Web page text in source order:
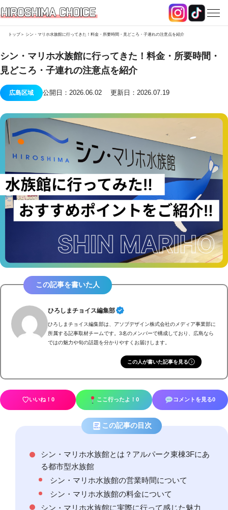
トップ シン・マリホ水族館に行ってきた！料金・所要時間・見どころ・子連れの注意点を紹介
シン・マリホ水族館に行ってきた！料金・所要時間・
見どころ・子連れの注意点を紹介
広島区域 公開日：2026.06.02 更新日：2026.07.19
この記事を書いた人
ひろしまチョイス編集部
ひろしまチョイス編集部は、アソブデザイン株式会社のメディア事業部に
所属する記事取材チームです。3名のメンバーで構成しており、広島なら
ではの魅力や旬の話題を分かりやすくお届けします。
この人が書いた記事を見る
♡いいね！ 0 ここ行ったよ！0 コメントを見る0
INDEX この記事の目次
シン・マリホ水族館とは？アルパーク東棟3Fにあ
る都市型水族館
シン・マリホ水族館の営業時間について
シン・マリホ水族館の料金について
シン・マリホ水族館に実際に行って感じた魅力